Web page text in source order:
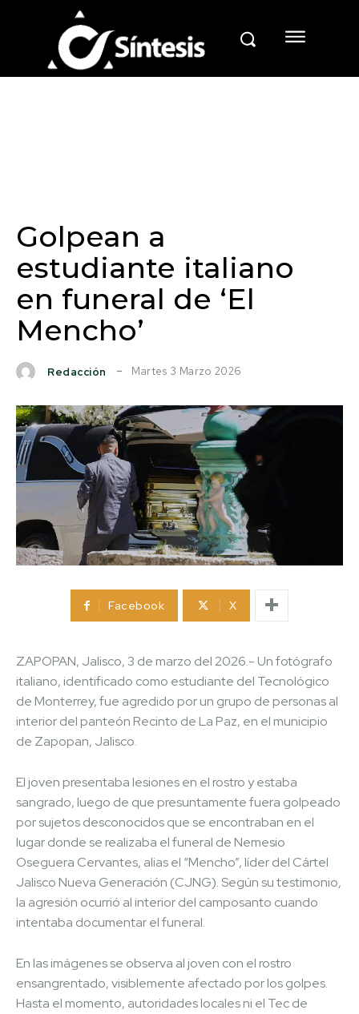
Golpean a
estudiante italiano
en funeral de ‘El
Mencho’
Redacción Martes 3 Marzo 2026
Facebook X
ZAPOPAN, Jalisco, 3 de marzo del 2026.- Un fotógrafo
italiano, identificado como estudiante del Tecnológico
de Monterrey, fue agredido por un grupo de personas al
interior del panteón Recinto de La Paz, en el municipio
de Zapopan, Jalisco.
El joven presentaba lesiones en el rostro y estaba
sangrado, luego de que presuntamente fuera golpeado
por sujetos desconocidos que se encontraban en el
lugar donde se realizaba el funeral de Nemesio
Oseguera Cervantes, alias el “Mencho”, líder del Cártel
Jalisco Nueva Generación (CJNG). Según su testimonio,
la agresión ocurrió al interior del camposanto cuando
intentaba documentar el funeral.
En las imágenes se observa al joven con el rostro
ensangrentado, visiblemente afectado por los golpes.
Hasta el momento, autoridades locales ni el Tec de